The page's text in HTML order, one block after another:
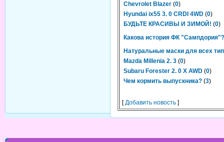
Chevrolet Blazer (0)
Hyundai ix55 3. 0 CRDI 4WD (0)
БУДЬТЕ КРАСИВЫ И ЗИМОЙ! (0)
Какова история ФК "Сампдория"?
Натуральные маски для всех
Mazda Millenia 2. 3 (0)
Subaru Forester 2. 0 X AWD (0)
Чем кормить выпускника? (3)
[Добавить новость ]